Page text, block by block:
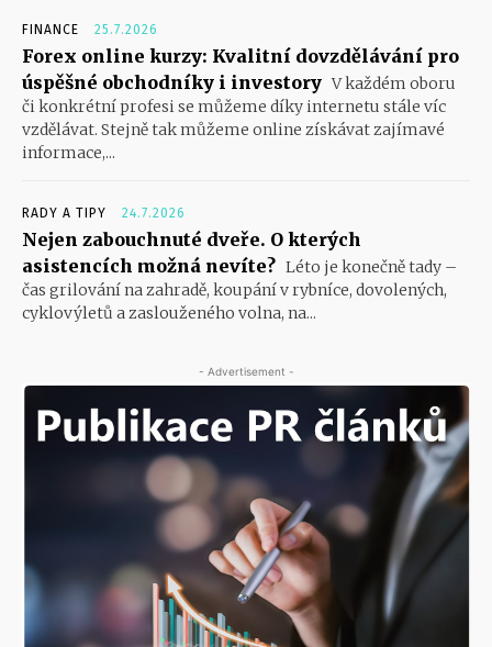
FINANCE 25.7.2026
Forex online kurzy: Kvalitní dovzdělávání pro
úspěšné obchodníky i investory V každém oboru
či konkrétní profesi se můžeme díky internetu stále víc
vzdělávat. Stejně tak můžeme online získávat zajímavé
informace,...
RADY A TIPY 24.7.2026
Nejen zabouchnuté dveře. O kterých
asistencích možná nevíte? Léto je konečně tady –
čas grilování na zahradě, koupání v rybníce, dovolených,
cyklovýletů a zaslouženého volna, na...
- Advertisement -